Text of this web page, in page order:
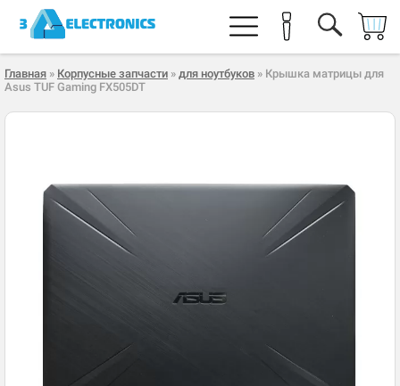
Главная » Корпусные запчасти » для ноутбуков » Крышка матрицы для
Asus TUF Gaming FX505DT